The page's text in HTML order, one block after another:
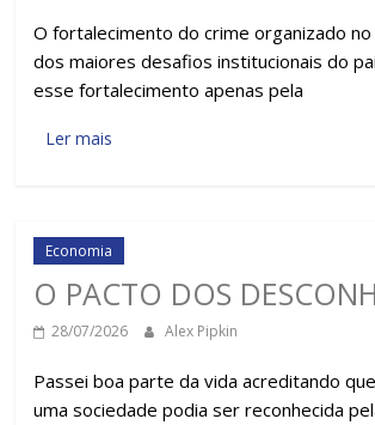
O fortalecimento do crime organizado no
dos maiores desafios institucionais do
esse fortalecimento apenas pela
Ler mais
Economia
O PACTO DOS
28/07/2026 Alex Pipkin
Passei boa parte da vida acreditando
uma sociedade podia ser reconhecida